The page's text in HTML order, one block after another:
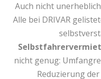
Auch nicht
Alle bei DRIVAR
nicht genug:
Reduzierung